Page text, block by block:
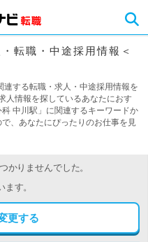
転職・中途採用情報＜
する転職・求人・中途採用情報を
人情報を探しているあなたにおす
中川駅」に関連するキーワードか
、あなたにぴったりのお仕事を見
かりませんでした。
す。
更する